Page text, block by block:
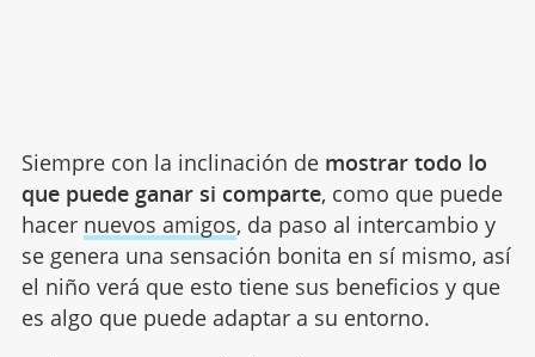
Siempre con la inclinación de mostrar todo lo
que puede ganar si comparte, como que puede
hacer nuevos amigos, da paso al intercambio y
se genera una sensación bonita en sí mismo, así
el niño verá que esto tiene sus beneficios y que
es algo que puede adaptar a su entorno.